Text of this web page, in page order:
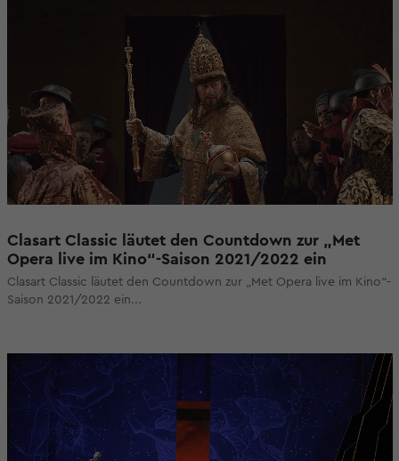
Clasart Classic läutet den Countdown zur „Met
Opera live im Kino“-Saison 2021/2022 ein
Clasart Classic läutet den Countdown zur „Met Opera live im Kino“-
Saison 2021/2022 ein...